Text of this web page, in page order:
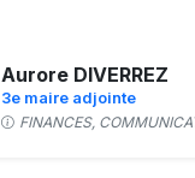
Aurore DIVERREZ
3e maire adjointe
FINANCES,